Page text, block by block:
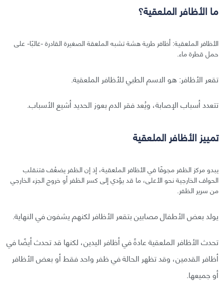
ما الأظافر الملعقية؟
الأظافر الملعقية: أظافر طرية هشة تشبه الملعقة الصغيرة القادرة -غالبًا- على
حمل قطرة ماء.
تقعر الأظافر: هو الاسم الطبي للأظافر الملعقية.
تتعدد أسباب الإصابة، ويُعد فقر الدم بعوز الحديد أشيع الأسباب.
تمييز الأظافر الملعقية
يبدو مركز الظفر مجوفًا في الأظافر الملعقية، إذ إن الظفر يضعُف فتنقلب
الحواف الخارجية نحو الأعلى، ما قد يؤدي إلى كسر الظفر أو خروج الجزء الخارجي
من سرير الظفر.
يولد بعض الأطفال مصابين بتقعر الأظافر لكنهم يشفون في النهاية.
تحدث الأظافر الملعقية عادةً في أظافر اليدين، لكنها قد تحدث أيضًا في
أظافر القدمين، وقد تظهر الحالة في ظفر واحد فقط أو بعض الأظافر
أو جميعها.